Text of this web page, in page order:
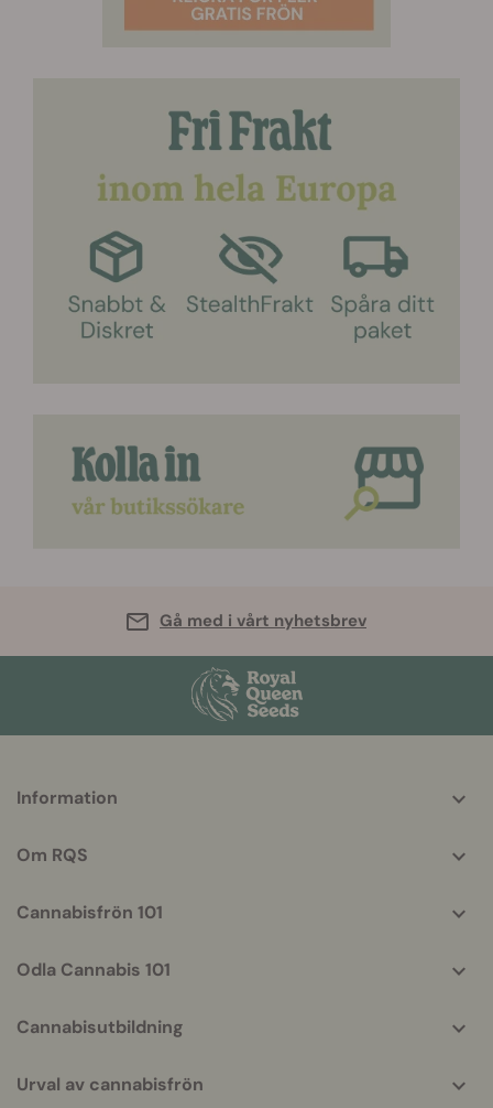
Gå med i vårt nyhetsbrev
helpful
Information
Om RQS
Cannabisfrön 101
Odla Cannabis 101
Cannabisutbildning
Urval av cannabisfrön